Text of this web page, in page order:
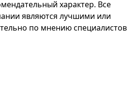
характер. Все
являются лучшими или
по мнению специалистов